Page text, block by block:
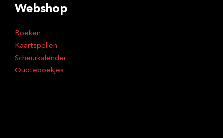
Webshop
Boeken
Kaartspellen
Scheurkalender
Quoteboekjes